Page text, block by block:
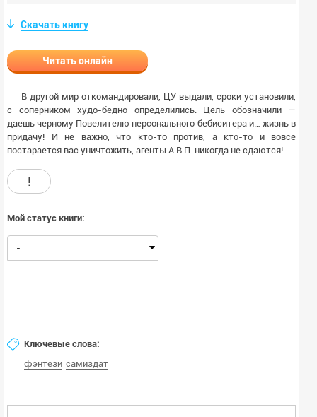
Скачать книгу
Читать онлайн
В другой мир откомандировали, ЦУ выдали, сроки установили,
с соперником худо-бедно определились. Цель обозначили —
даешь черному Повелителю персонального бебиситера и… жизнь в
придачу! И не важно, что кто-то против, а кто-то и вовсе
постарается вас уничтожить, агенты А.В.П. никогда не сдаются!
!
Мой статус книги:
-
Ключевые слова:
фэнтези самиздат